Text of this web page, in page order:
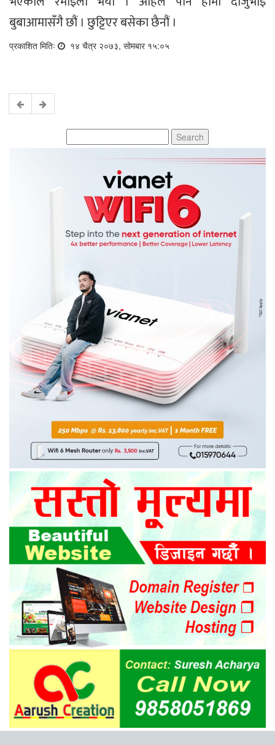
बुबाआमासँगै छौं । छुट्टिएर बसेका छैनौं ।
प्रकाशित मितिः १४ चैत्र २०७३, सोमबार १५:०५
for: